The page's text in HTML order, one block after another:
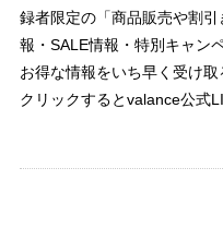
録者限定の「商品販売や割
報・SALE情報・特別キャン
お得な情報をいち早く受け
クリックするとvalance公式